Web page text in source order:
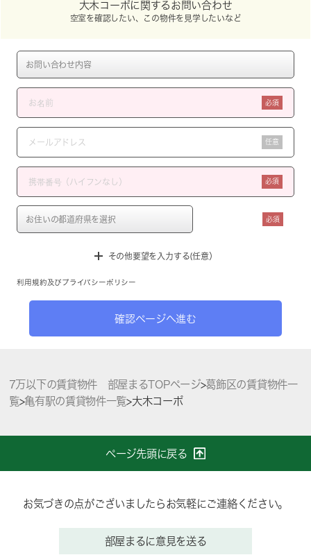
大木コーポに関するお問い合わせ
空室を確認したい、この物件を見学したいなど
必須
任意
必須
必須
その他要望を入力する(任意）
利用規約 及び プライバシーポリシー
確認ページへ進む
7万以下の賃貸物件 部屋まるTOPページ>葛飾区の賃貸物件一
覧>亀有駅の賃貸物件一覧>大木コーポ
ページ先頭に戻る
お気づきの点がございましたらお気軽にご連絡ください。
部屋まるに意見を送る